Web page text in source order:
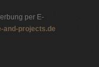
per E-
and-projects.de